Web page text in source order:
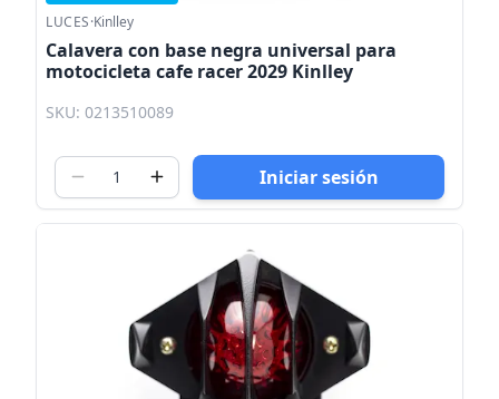
LUCES·Kinlley
Calavera con base negra universal para
motocicleta cafe racer 2029 Kinlley
SKU: 0213510089
Iniciar sesión